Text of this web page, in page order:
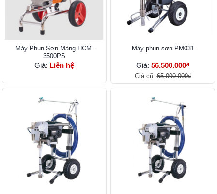
Máy Phun Sơn Màng HC​M-
3500PS
Giá: Liên hệ
Máy phun sơn PM031
Giá: 56.500.000₫
Giá cũ:65.000.000₫